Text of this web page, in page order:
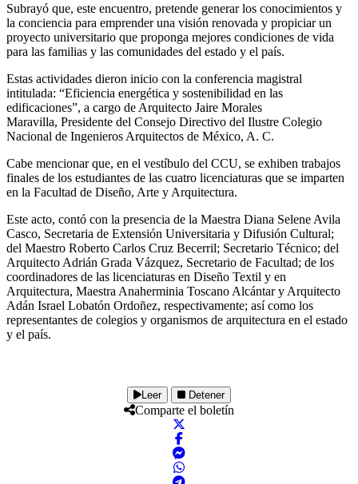
Subrayó que, este encuentro, pretende generar los conocimientos y
la conciencia para emprender una visión renovada y propiciar un
proyecto universitario que proponga mejores condiciones de vida
para las familias y las comunidades del estado y el país.
Estas actividades dieron inicio con la conferencia magistral
intitulada: “Eficiencia energética y sostenibilidad en las
edificaciones”, a cargo de Arquitecto Jaire Morales
Maravilla, Presidente del Consejo Directivo del Ilustre Colegio
Nacional de Ingenieros Arquitectos de México, A. C.
Cabe mencionar que, en el vestíbulo del CCU, se exhiben trabajos
finales de los estudiantes de las cuatro licenciaturas que se imparten
en la Facultad de Diseño, Arte y Arquitectura.
Este acto, contó con la presencia de la Maestra Diana Selene Avila
Casco, Secretaria de Extensión Universitaria y Difusión Cultural;
del Maestro Roberto Carlos Cruz Becerril; Secretario Técnico; del
Arquitecto Adrián Grada Vázquez, Secretario de Facultad; de los
coordinadores de las licenciaturas en Diseño Textil y en
Arquitectura, Maestra Anaherminia Toscano Alcántar y Arquitecto
Adán Israel Lobatón Ordoñez, respectivamente; así como los
representantes de colegios y organismos de arquitectura en el estado
y el país.
Leer Detener
Comparte el boletín